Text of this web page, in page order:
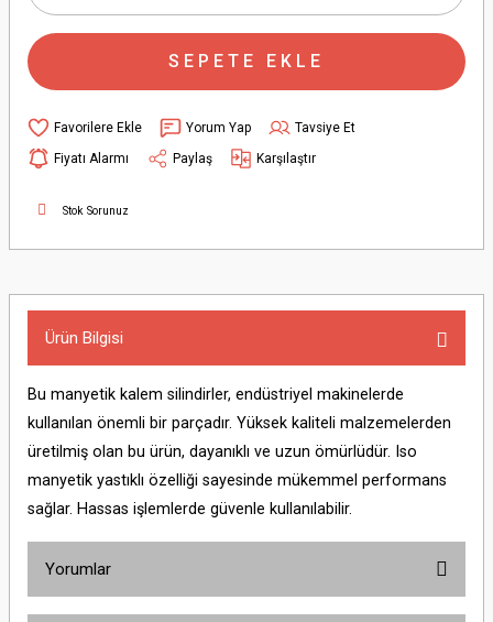
SEPETE EKLE
Yorum Yap
Tavsiye Et
Fiyatı Alarmı
Paylaş Karşılaştır
Stok Sorunuz
Ürün Bilgisi
Bu manyetik kalem silindirler, endüstriyel makinelerde
kullanılan önemli bir parçadır. Yüksek kaliteli malzemelerden
üretilmiş olan bu ürün, dayanıklı ve uzun ömürlüdür. Iso
manyetik yastıklı özelliği sayesinde mükemmel performans
sağlar. Hassas işlemlerde güvenle kullanılabilir.
Yorumlar